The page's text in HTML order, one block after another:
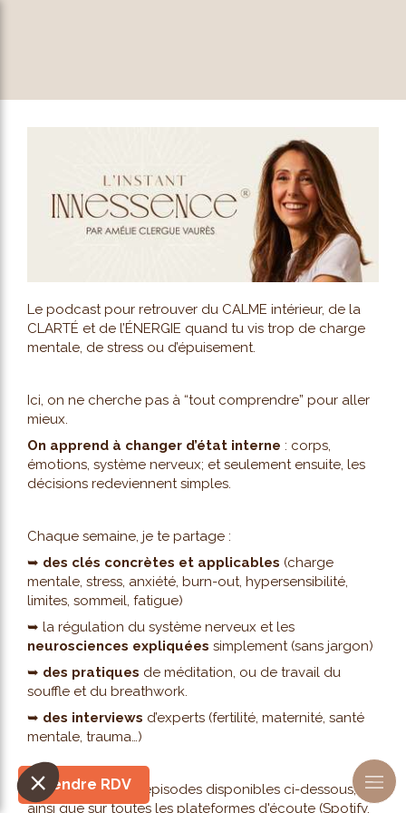
Prendre RDV
Le podcast pour retrouver du CALME intérieur, de la
CLARTÉ et de l’ÉNERGIE quand tu vis trop de charge
mentale, de stress ou d’épuisement.
Ici, on ne cherche pas à “tout comprendre” pour aller
mieux.
On apprend à changer d’état interne : corps,
émotions, système nerveux; et seulement ensuite, les
décisions redeviennent simples.
Chaque semaine, je te partage :
➥ des clés concrètes et applicables (charge
mentale, stress, anxiété, burn-out, hypersensibilité,
limites, sommeil, fatigue)
➥ la régulation du système nerveux et les
neurosciences expliquées simplement (sans jargon)
➥ des pratiques de méditation, ou de travail du
souffle et du breathwork.
➥ des interviews d’experts (fertilité, maternité, santé
mentale, trauma…)
Retrouve tous les épisodes disponibles ci-dessous,
ainsi que sur toutes les plateformes d'écoute (Spotify,